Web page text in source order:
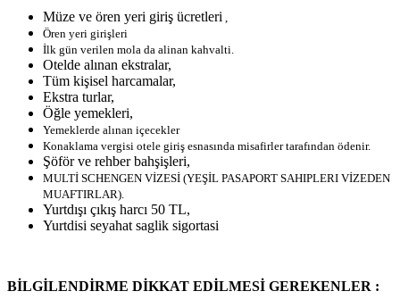
Müze ve ören yeri giriş ücretleri ,
Ören yeri girişleri
İlk gün verilen mola da alinan kahvalti.
Otelde alınan ekstralar,
Tüm kişisel harcamalar,
Ekstra turlar,
Öğle yemekleri,
Yemeklerde alınan içecekler
Konaklama vergisi otele giriş esnasında misafirler tarafından ödenir.
Şöför ve rehber bahşişleri,
MULTİ SCHENGEN VİZESİ (YEŞİL PASAPORT SAHIPLERI VİZEDEN
MUAFTIRLAR).
Yurtdışı çıkış harcı 50 TL,
Yurtdisi seyahat saglik sigortasi
BİLGİLENDİRME DİKKAT EDİLMESİ GEREKENLER :